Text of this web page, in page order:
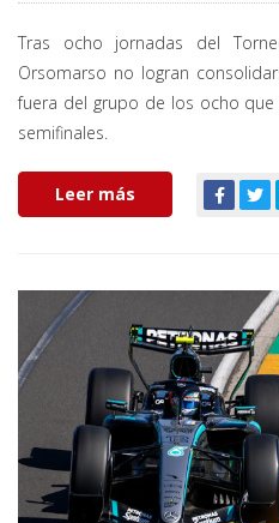
Tras ocho jornadas del
Orsomarso no logran
fuera del grupo de los ocho que
semifinales.
Leer más